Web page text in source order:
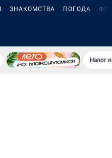
ЗНАКОМСТВА ПОГОДА
Налог